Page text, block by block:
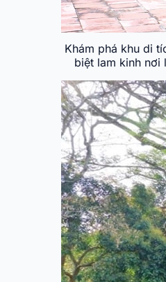
Khám phá khu di
biệt lam kinh nơi